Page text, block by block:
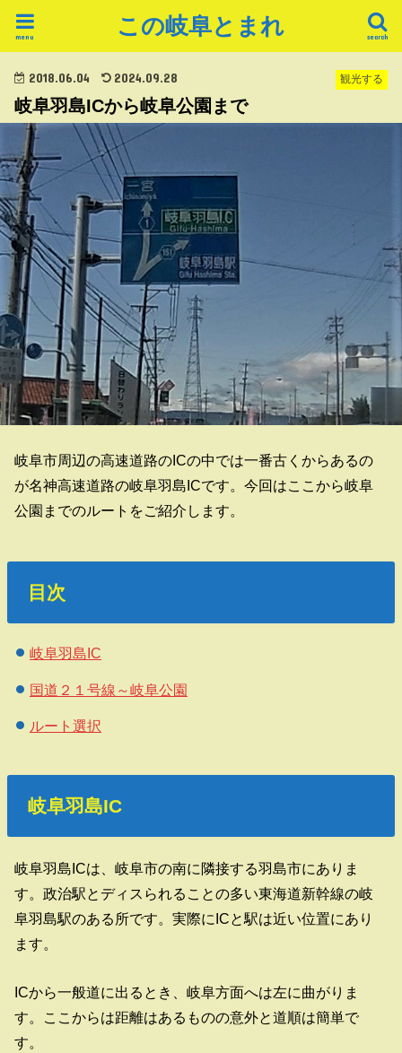
この岐阜とまれ search
menu
観光する
2018.06.04 2024.09.28
岐阜羽島ICから岐阜公園まで
岐阜市周辺の高速道路のICの中では一番古くからあるの
が名神高速道路の岐阜羽島ICです。今回はここから岐阜
公園までのルートをご紹介します。
目次
岐阜羽島IC
国道２１号線～岐阜公園
ルート選択
岐阜羽島IC
岐阜羽島ICは、岐阜市の南に隣接する羽島市にありま
す。政治駅とディスられることの多い東海道新幹線の岐
阜羽島駅のある所です。実際にICと駅は近い位置にあり
ます。
ICから一般道に出るとき、岐阜方面へは左に曲がりま
す。ここからは距離はあるものの意外と道順は簡単で
す。